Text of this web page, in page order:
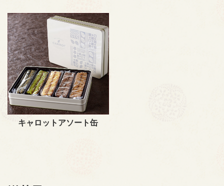
キャロットアソート缶